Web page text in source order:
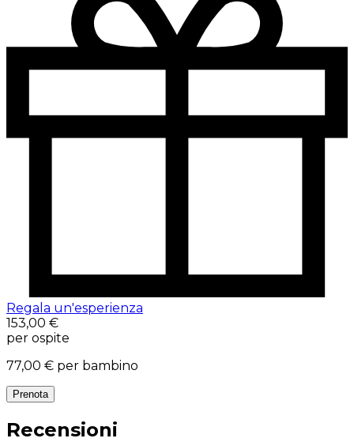
Regala un'esperienza
153,00 €
per ospite
77,00 € per bambino
Prenota
Recensioni